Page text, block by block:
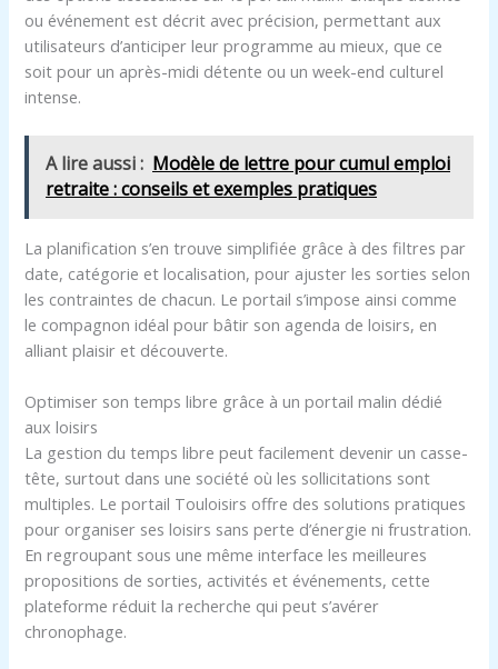
ou événement est décrit avec précision, permettant aux
utilisateurs d’anticiper leur programme au mieux, que ce
soit pour un après-midi détente ou un week-end culturel
intense.
A lire aussi : Modèle de lettre pour cumul emploi
retraite : conseils et exemples pratiques
La planification s’en trouve simplifiée grâce à des filtres par
date, catégorie et localisation, pour ajuster les sorties selon
les contraintes de chacun. Le portail s’impose ainsi comme
le compagnon idéal pour bâtir son agenda de loisirs, en
alliant plaisir et découverte.
Optimiser son temps libre grâce à un portail malin dédié
aux loisirs
La gestion du temps libre peut facilement devenir un casse-
tête, surtout dans une société où les sollicitations sont
multiples. Le portail Touloisirs offre des solutions pratiques
pour organiser ses loisirs sans perte d’énergie ni frustration.
En regroupant sous une même interface les meilleures
propositions de sorties, activités et événements, cette
plateforme réduit la recherche qui peut s’avérer
chronophage.